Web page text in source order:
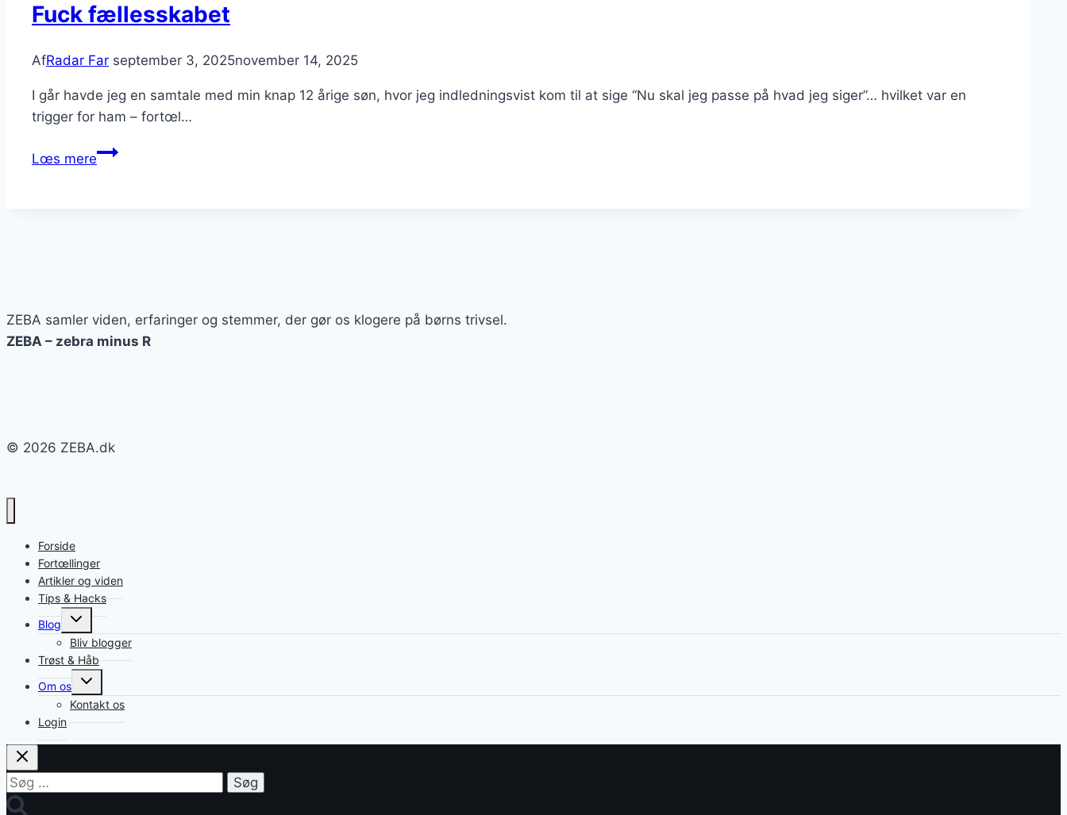
Fuck fællesskabet
AfRadar Far september 3, 2025november 14, 2025
I går havde jeg en samtale med min knap 12 årige søn, hvor jeg indledningsvist kom til at sige “Nu skal jeg passe på hvad jeg siger”… hvilket var en
trigger for ham – fortœl…
Lœs mereFuck
ZEBA samler viden, erfaringer og stemmer, der gør os klogere på børns trivsel.
ZEBA – zebra minus R
© 2026 ZEBA.dk
Forside
Fortœllinger
Artikler og viden
Tips & Hacks
Blog
Toggle
menu
Bliv blogger
Trøst & Håb
Om os
Toggle
menu
Kontakt os
Login
Søg
efter: